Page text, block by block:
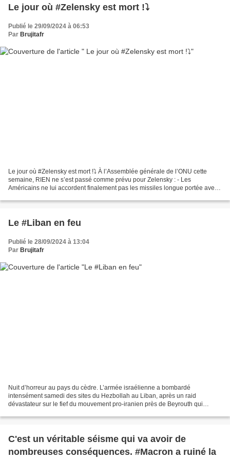
Le jour où #Zelensky est mort !⤵️
Publié le 29/09/2024 à 06:53
Par Brujitafr
Le jour où #Zelensky est mort !⤵️ À l’Assemblée générale de l’ONU cette
semaine, RIEN ne s’est passé comme prévu pour Zelensky : - Les
Américains ne lui accordent finalement pas les missiles longue portée avec
Le #Liban en feu
Publié le 28/09/2024 à 13:04
Par Brujitafr
Nuit d’horreur au pays du cèdre. L’armée israélienne a bombardé
intensément samedi des sites du Hezbollah au Liban, après un raid
dévastateur sur le fief du mouvement pro-iranien près de Beyrouth qui
C'est un véritable séisme qui va avoir de
nombreuses conséquences. #Macron a ruiné la